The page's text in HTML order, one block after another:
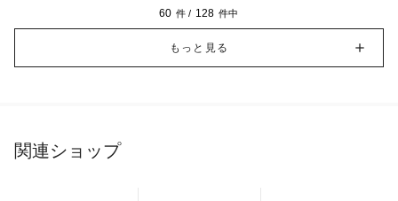
60 件 / 128 件中
もっと見る
関連ショップ